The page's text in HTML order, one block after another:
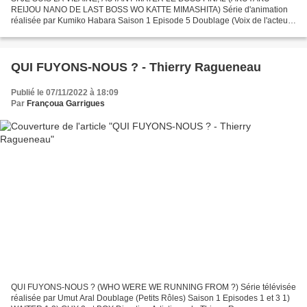
REIJOU NANO DE LAST BOSS WO KATTE MIMASHITA) Série d'animation
réalisée par Kumiko Habara Saison 1 Episode 5 Doublage (Voix de l'acteur
QUI FUYONS-NOUS ? - Thierry Ragueneau
Publié le 07/11/2022 à 18:09
Par Françoua Garrigues
QUI FUYONS-NOUS ? (WHO WERE WE RUNNING FROM ?) Série télévisée
réalisée par Umut Aral Doublage (Petits Rôles) Saison 1 Episodes 1 et 3 1)